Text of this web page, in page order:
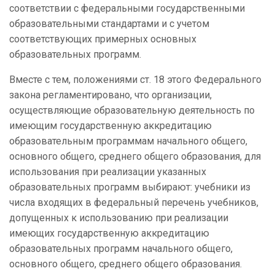
соответствии с федеральными государственными
образовательными стандартами и с учетом
соответствующих примерных основных
образовательных программ.
Вместе с тем, положениями ст. 18 этого Федерального
закона регламентировано, что организации,
осуществляющие образовательную деятельность по
имеющим государственную аккредитацию
образовательным программам начального общего,
основного общего, среднего общего образования, для
использования при реализации указанных
образовательных программ выбирают: учебники из
числа входящих в федеральный перечень учебников,
допущенных к использованию при реализации
имеющих государственную аккредитацию
образовательных программ начального общего,
основного общего, среднего общего образования.